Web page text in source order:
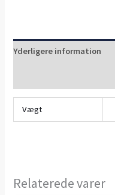
Yderligere information
Vægt
Relaterede varer